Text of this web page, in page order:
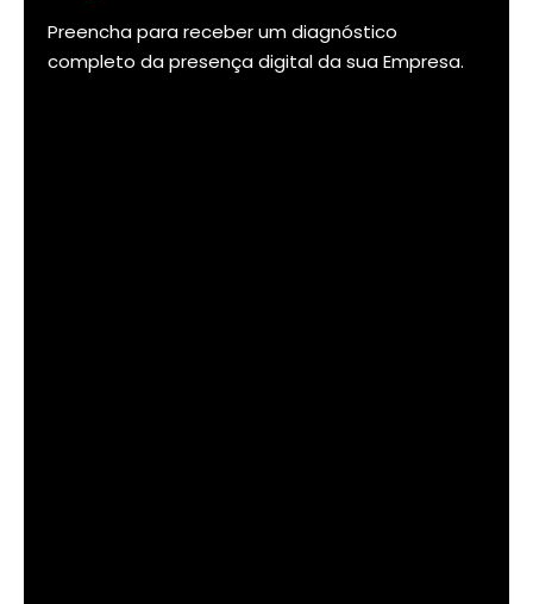
Preencha para receber um diagnóstico
completo da presença digital da sua Empresa.